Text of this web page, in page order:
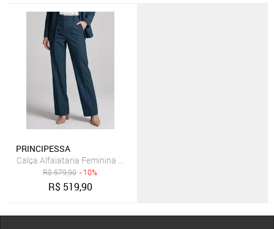
PRINCIPESSA
Calça Alfaiataria Feminina Reta Azul Marinho Com Vinco
R$579,90 - 10%
R$ 519,90